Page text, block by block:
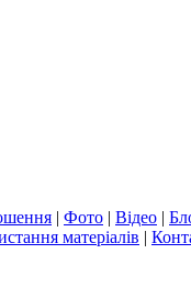
| Фото | Відео |
матеріалів |